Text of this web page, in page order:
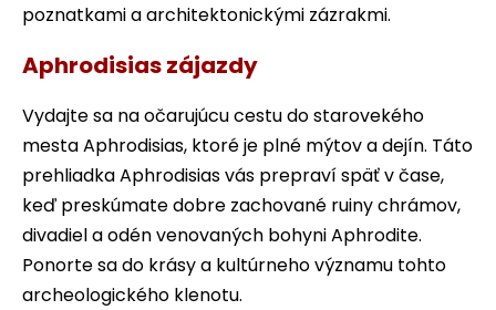
poznatkami a architektonickými zázrakmi.
Aphrodisias zájazdy
Vydajte sa na očarujúcu cestu do starovekého
mesta Aphrodisias, ktoré je plné mýtov a dejín. Táto
prehliadka Aphrodisias vás prepraví späť v čase,
keď preskúmate dobre zachované ruiny chrámov,
divadiel a odén venovaných bohyni Aphrodite.
Ponorte sa do krásy a kultúrneho významu tohto
archeologického klenotu.